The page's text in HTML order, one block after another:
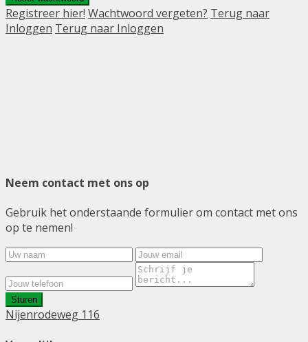
Registreer hier! Wachtwoord vergeten? Terug naar
Inloggen Terug naar Inloggen
Neem contact met ons op
Gebruik het onderstaande formulier om contact met ons
op te nemen!
Sturen
Nijenrodeweg 116